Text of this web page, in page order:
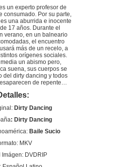
un experto profesor de
consumado. Por su parte,
una aburrida e inocente
17 años. Durante el
verano, en un balneario
el encuentro
más de un recelo, a
orígenes sociales.
un abismo pero,
suena, sus cuerpos se
del dirty dancing y todos
de repente…
Dirty Dancing
: Dirty Dancing
Baile Sucio
MKV
DVDRIP